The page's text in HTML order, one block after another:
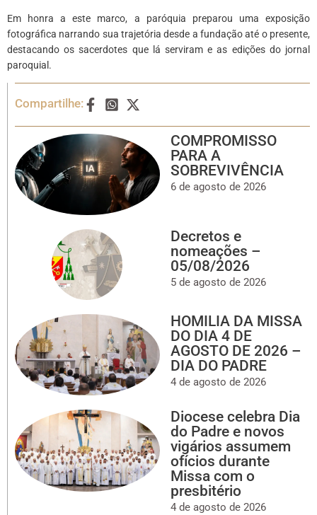
Em honra a este marco, a paróquia preparou uma exposição
fotográfica narrando sua trajetória desde a fundação até o presente,
destacando os sacerdotes que lá serviram e as edições do jornal
paroquial.
Compartilhe:
COMPROMISSO
PARA A
SOBREVIVÊNCIA
6 de agosto de 2026
Decretos e
nomeações –
05/08/2026
5 de agosto de 2026
HOMILIA DA MISSA
DO DIA 4 DE
AGOSTO DE 2026 –
DIA DO PADRE
4 de agosto de 2026
Diocese celebra Dia
do Padre e novos
vigários assumem
ofícios durante
Missa com o
presbitério
4 de agosto de 2026